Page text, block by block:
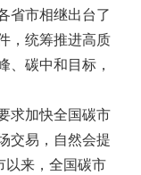
市相继出台了
，统筹推进高质
、碳中和目标，
加快全国碳市
交易，自然会提
以来，全国碳市